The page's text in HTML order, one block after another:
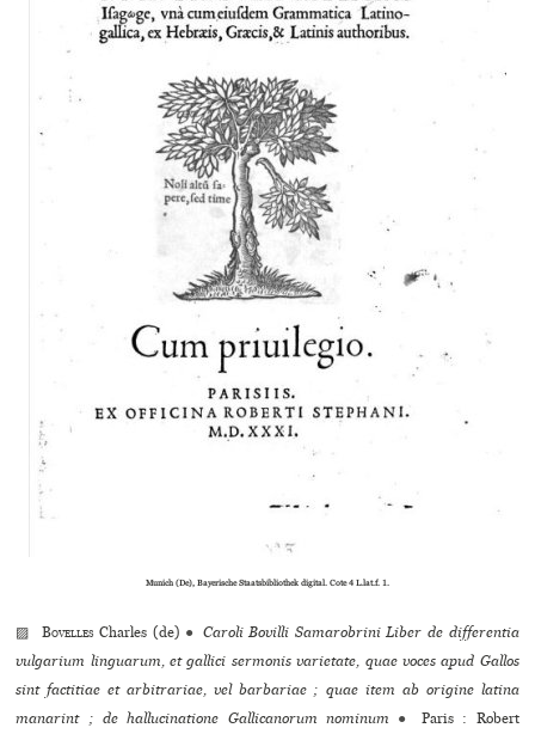
Munich (De), Bayerische Staatsbibliothek digital. Cote 4 L.lat.f. 1.
▨Bovelles Charles (de) ● Caroli Bovilli Samarobrini Liber de differentia
vulgarium linguarum, et gallici sermonis varietate, quae voces apud Gallos
sint factitiae et arbitrariae, vel barbariae ; quae item ab origine latina
manarint ; de hallucinatione Gallicanorum nominum ●
Paris : Robert